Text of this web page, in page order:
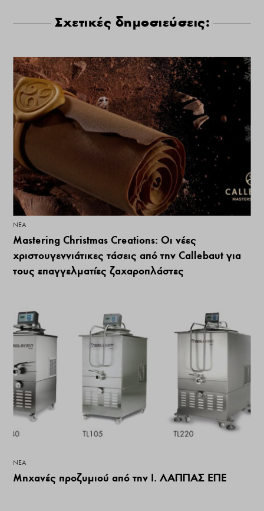
Σχετικές δημοσιεύσεις:
ΝΕΑ
Mastering Christmas Creations: Οι νέες
χριστουγεννιάτικες τάσεις από την Callebaut για
τους επαγγελματίες ζαχαροπλάστες
ΝΕΑ
Μηχανές προζυμιού από την Ι. ΛΑΠΠΑΣ ΕΠΕ